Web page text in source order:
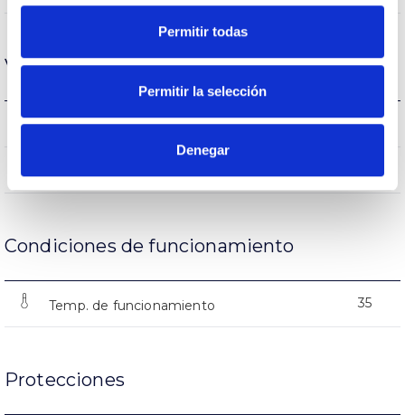
Permitir todas
Permitir la selección
Denegar
Vida
Vida útil (L70B50>)15.000h
Condiciones de funcionamiento
Temp. de funcionamiento 35
Protecciones